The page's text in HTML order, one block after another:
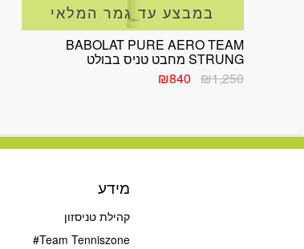
במבצע עד גמר המלאי
BABOLAT PURE AERO TEAM
STRUNG מחבט טניס בבולט
₪1,250 המחיר₪840
מידע
קהילת טניסזון
Team Tenniszone#